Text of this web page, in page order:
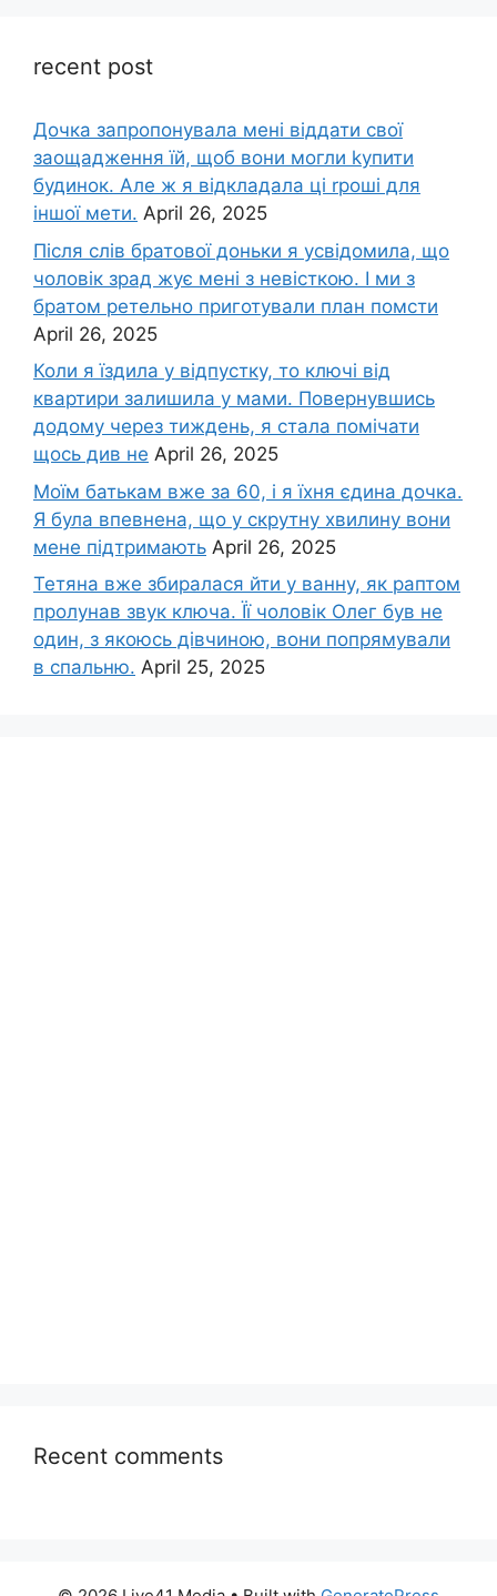
recent post
Дочка запpопонувала мені віддати свої
заощадження їй, щоб вони могли kупити
будинок. Але ж я відкладала ці rроші для
іншої мети. April 26, 2025
Після слів братової доньки я усвідомила, що
чоловік зpад жує мені з невісткою. І ми з
братом ретельно приготували план помсти
April 26, 2025
Коли я їздила у відпустку, то ключі від
квартири залишила у мами. Повернувшись
додому через тиждень, я стала помічати
щось див не April 26, 2025
Моїм батькам вже за 60, і я їхня єдина дочка.
Я була впевнена, що у скрутну хвилину вони
мене підтримають April 26, 2025
Тетяна вже збиралася йти у ванну, як раптом
пролунав звук ключа. Її чоловік Олег був не
один, з якоюсь дівчиною, вони попрямували
в спальню. April 25, 2025
Recent comments